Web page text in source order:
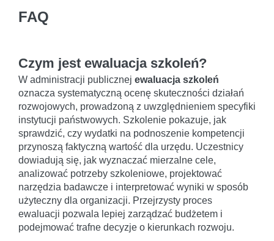
FAQ
Czym jest ewaluacja szkoleń?
W administracji publicznej ewaluacja szkoleń
oznacza systematyczną ocenę skuteczności działań
rozwojowych, prowadzoną z uwzględnieniem specyfiki
instytucji państwowych. Szkolenie pokazuje, jak
sprawdzić, czy wydatki na podnoszenie kompetencji
przynoszą faktyczną wartość dla urzędu. Uczestnicy
dowiadują się, jak wyznaczać mierzalne cele,
analizować potrzeby szkoleniowe, projektować
narzędzia badawcze i interpretować wyniki w sposób
użyteczny dla organizacji. Przejrzysty proces
ewaluacji pozwala lepiej zarządzać budżetem i
podejmować trafne decyzje o kierunkach rozwoju.